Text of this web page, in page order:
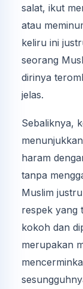
salat, ikut
atau
keliru ini
seorang
dirinya
jelas.
Sebaliknya,
haram
tanpa
Muslim
respek yang
kokoh dan
merupakan